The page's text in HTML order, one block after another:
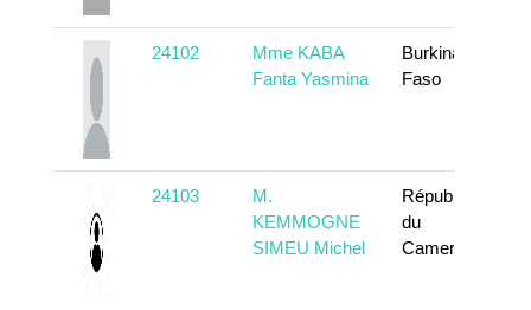
24102
Mme KABA
Fanta Yasmina
Burkina
Faso
24103
M.
KEMMOGNE
SIMEU Michel
République
du
Cameroun